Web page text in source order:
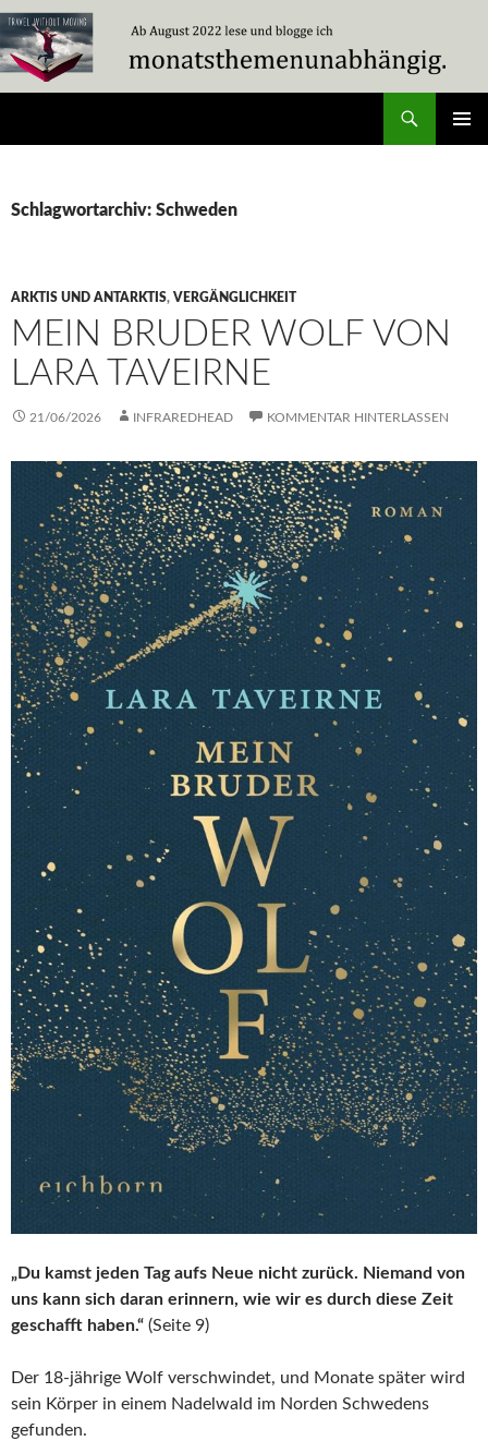
Zum
Inhalt
springen
Schlagwortarchiv: Schweden
ARKTIS UND ANTARKTIS, VERGÄNGLICHKEIT
MEIN BRUDER WOLF VON
LARA TAVEIRNE
21/06/2026 INFRAREDHEAD KOMMENTAR HINTERLASSEN
„Du kamst jeden Tag aufs Neue nicht zurück. Niemand von
uns kann sich daran erinnern, wie wir es durch diese Zeit
geschafft haben.“ (Seite 9)
Der 18-jährige Wolf verschwindet, und Monate später wird
sein Körper in einem Nadelwald im Norden Schwedens
gefunden.